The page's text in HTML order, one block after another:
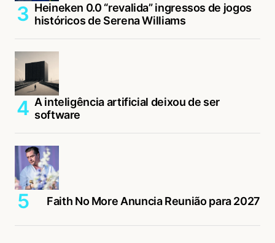
Heineken 0.0 “revalida” ingressos de jogos
históricos de Serena Williams
A inteligência artificial deixou de ser
software
Faith No More Anuncia Reunião para 2027